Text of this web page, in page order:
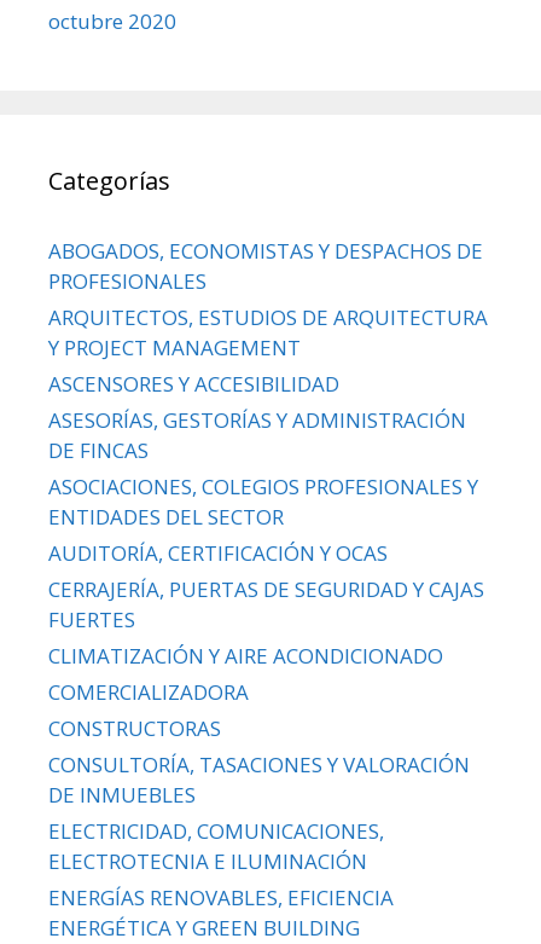
octubre 2020
Categorías
ABOGADOS, ECONOMISTAS Y DESPACHOS DE
PROFESIONALES
ARQUITECTOS, ESTUDIOS DE ARQUITECTURA
Y PROJECT MANAGEMENT
ASCENSORES Y ACCESIBILIDAD
ASESORÍAS, GESTORÍAS Y ADMINISTRACIÓN
DE FINCAS
ASOCIACIONES, COLEGIOS PROFESIONALES Y
ENTIDADES DEL SECTOR
AUDITORÍA, CERTIFICACIÓN Y OCAS
CERRAJERÍA, PUERTAS DE SEGURIDAD Y CAJAS
FUERTES
CLIMATIZACIÓN Y AIRE ACONDICIONADO
COMERCIALIZADORA
CONSTRUCTORAS
CONSULTORÍA, TASACIONES Y VALORACIÓN
DE INMUEBLES
ELECTRICIDAD, COMUNICACIONES,
ELECTROTECNIA E ILUMINACIÓN
ENERGÍAS RENOVABLES, EFICIENCIA
ENERGÉTICA Y GREEN BUILDING